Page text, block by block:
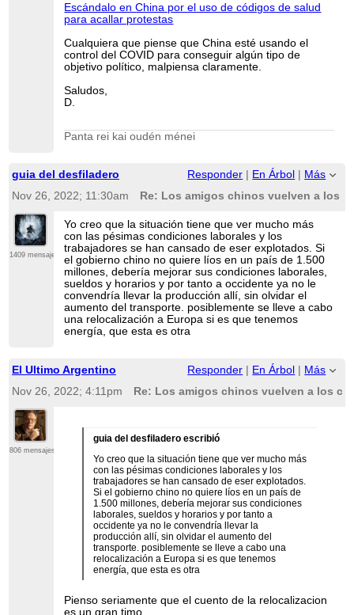
Escándalo en China por el uso de códigos de salud
para acallar protestas
Cualquiera que piense que China esté usando el
control del COVID para conseguir algún tipo de
objetivo político, malpiensa claramente.
Saludos,
D.
Panta rei kai oudén ménei
guia del desfiladero Responder En Árbol
Más
Nov 26, 2022; 11:30am
Re: Los amigos chinos vuelven a los
1409 mensajes
Yo creo que la situación tiene que ver mucho más
con las pésimas condiciones laborales y los
trabajadores se han cansado de eser explotados. Si
el gobierno chino no quiere líos en un país de 1.500
millones, debería mejorar sus condiciones laborales,
sueldos y horarios y por tanto a occidente ya no le
convendría llevar la producción allí, sin olvidar el
aumento del transporte. posiblemente se lleve a cabo
una relocalización a Europa si es que tenemos
energía, que esta es otra
El Ultimo Argentino Responder | En Árbol | Más
Nov 26, 2022; 4:11pm
Re: Los amigos chinos vuelven a los
806 mensajes
guia del desfiladero escribió
Yo creo que la situación tiene que ver mucho más
con las pésimas condiciones laborales y los
trabajadores se han cansado de eser explotados.
Si el gobierno chino no quiere líos en un país de
1.500 millones, debería mejorar sus condiciones
laborales, sueldos y horarios y por tanto a
occidente ya no le convendría llevar la
producción allí, sin olvidar el aumento del
transporte. posiblemente se lleve a cabo una
relocalización a Europa si es que tenemos
energía, que esta es otra
Pienso seriamente que el cuento de la relocalizacion
es un gran timo.